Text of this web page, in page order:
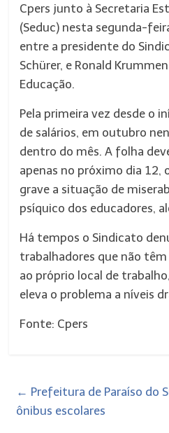
Cpers junto à Secretaria
(Seduc) nesta segunda-
entre a presidente do
Schürer, e Ronald
Educação.
Pela primeira vez desde o
de salários, em outubro
dentro do mês. A folha
apenas no próximo dia 12,
grave a situação de
psíquico dos educadores,
Há tempos o Sindicato
trabalhadores que não
ao próprio local de
eleva o problema a níveis
Fonte: Cpers
← Prefeitura de Paraíso do
ônibus escolares